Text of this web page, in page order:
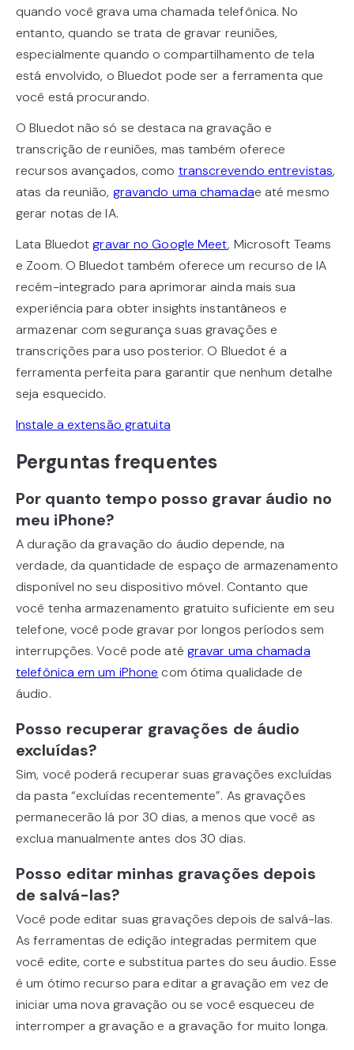
quando você grava uma chamada telefônica. No
entanto, quando se trata de gravar reuniões,
especialmente quando o compartilhamento de tela
está envolvido, o Bluedot pode ser a ferramenta que
você está procurando.
O Bluedot não só se destaca na gravação e
transcrição de reuniões, mas também oferece
recursos avançados, como transcrevendo entrevistas,
atas da reunião, gravando uma chamadae até mesmo
gerar notas de IA.
Lata Bluedotgravar no Google Meet, Microsoft Teams
e Zoom. O Bluedot também oferece um recurso de IA
recém-integrado para aprimorar ainda mais sua
experiência para obter insights instantâneos e
armazenar com segurança suas gravações e
transcrições para uso posterior. O Bluedot é a
ferramenta perfeita para garantir que nenhum detalhe
seja esquecido.
Instale a extensão gratuita
Perguntas frequentes
Por quanto tempo posso gravar áudio no
meu iPhone?
A duração da gravação do áudio depende, na
verdade, da quantidade de espaço de armazenamento
disponível no seu dispositivo móvel. Contanto que
você tenha armazenamento gratuito suficiente em seu
telefone, você pode gravar por longos períodos sem
interrupções. Você pode até gravar uma chamada
telefônica em um iPhone com ótima qualidade de
áudio.
Posso recuperar gravações de áudio
excluídas?
Sim, você poderá recuperar suas gravações excluídas
da pasta “excluídas recentemente”. As gravações
permanecerão lá por 30 dias, a menos que você as
exclua manualmente antes dos 30 dias.
Posso editar minhas gravações depois
de salvá-las?
Você pode editar suas gravações depois de salvá-las.
As ferramentas de edição integradas permitem que
você edite, corte e substitua partes do seu áudio. Esse
é um ótimo recurso para editar a gravação em vez de
iniciar uma nova gravação ou se você esqueceu de
interromper a gravação e a gravação for muito longa.